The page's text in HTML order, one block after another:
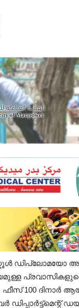
ഡിപ്ലോമയോ
പ്രവാസികളുടെ
. ഫീസ് 100 ദിനാർ
ഡിപ്പാർട്ട്‌മെന്റ്